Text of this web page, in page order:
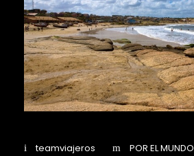
teamviajeros POR EL MUNDO